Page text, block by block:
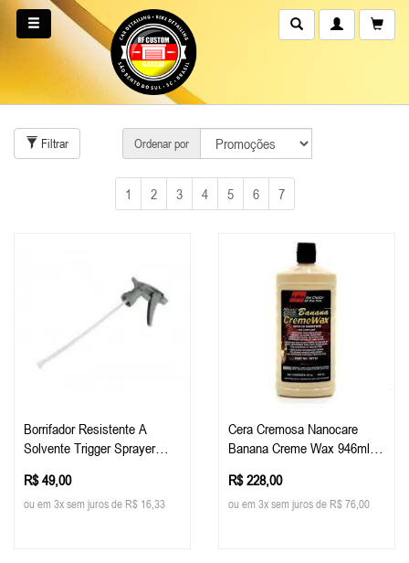
Filtrar Ordenar por
1 2 3 4 5 6 7
Borrifador Resistente A
Solvente Trigger Sprayer
R$ 49,00
ou em 3x sem juros de R$ 16,33
Cera Cremosa Nanocare
Banana Creme Wax 946ml
R$ 228,00
ou em 3x sem juros de R$ 76,00